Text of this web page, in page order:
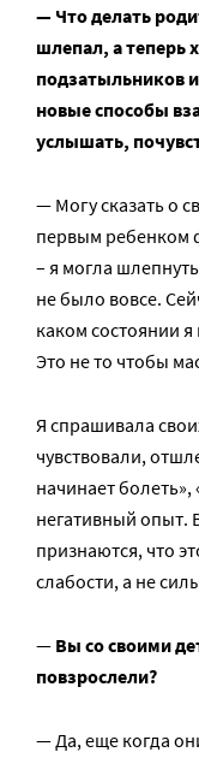
— Что делать
шлепал, а теперь
подзатыльников
новые способы
услышать,
— Могу сказать о
первым ребенком
– я могла
не было вовсе.
каком состоянии
Это не то чтобы
Я спрашивала
чувствовали,
начинает болеть»,
негативный опыт.
признаются, что
слабости, а не
— Вы со своими
повзрослели?
— Да, еще когда